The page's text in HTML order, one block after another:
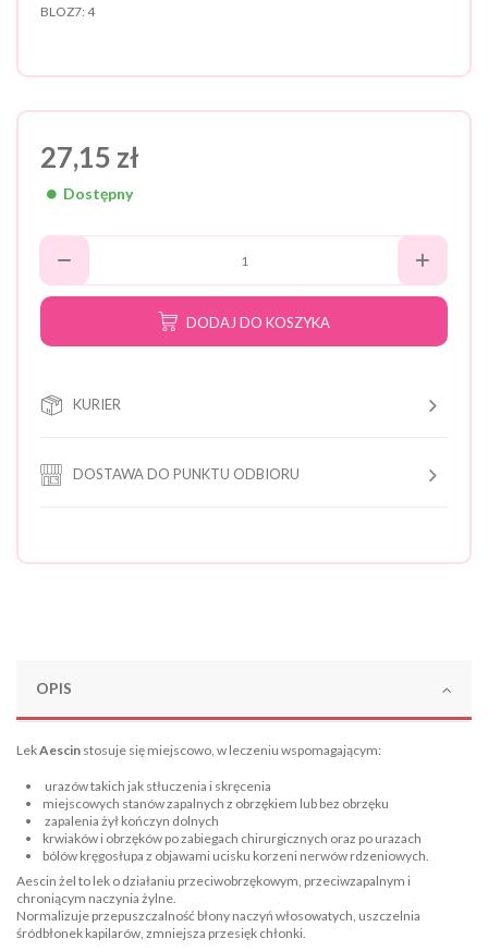
BLOZ7: 4
27,15 zł
Dostępny
DODAJ DO KOSZYKA
KURIER
DOSTAWA DO PUNKTU ODBIORU
OPIS
LekAescin stosuje się miejscowo, w leczeniu wspomagającym:
urazów takich jak stłuczenia i skręcenia
miejscowych stanów zapalnych z obrzękiem lub bez obrzęku
zapalenia żył kończyn dolnych
krwiaków i obrzęków po zabiegach chirurgicznych oraz po urazach
bólów kręgosłupa z objawami ucisku korzeni nerwów rdzeniowych.
Aescin żel to lek o działaniu przeciwobrzękowym, przeciwzapalnym i
chroniącym naczynia żylne.
Normalizuje przepuszczalność błony naczyń włosowatych, uszczelnia
śródbłonek kapilarów, zmniejsza przesięk chłonki.